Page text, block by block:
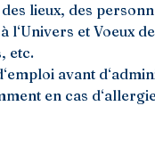
lieux, des
l‘Univers et Voeux
etc.
avant
en cas